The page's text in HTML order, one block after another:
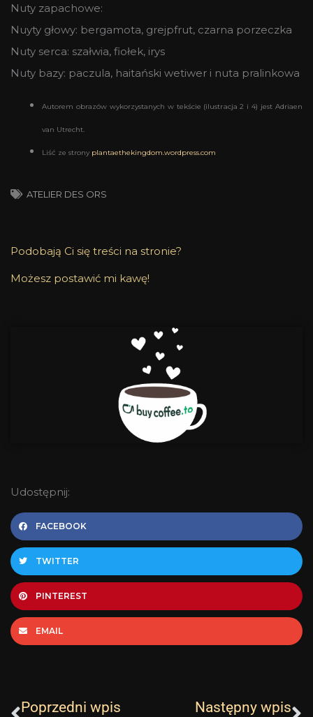
Nuty zapachowe:
Nuyty głowy: bergamota, grejpfrut, czarna porzeczka
Nuty serca: szałwia, fiołek, irys
Nuty bazy: paczula, haitański wetiwer i nuta pralinkowa
Autorem obrazów wykorzystanych w tekście (ilustracja 2 i 4) jest Adriaen
van Utrecht.
Liść ze strony plantaethekingdom.wordpress.com
ATELIER DES ORS
Podobają Ci się treści na stronie?
Możesz postawić mi kawę!
Udostępnij:
FACEBOOK
TWITTER
PINTEREST
EMAIL
Poprzedni wpis Następny wpis